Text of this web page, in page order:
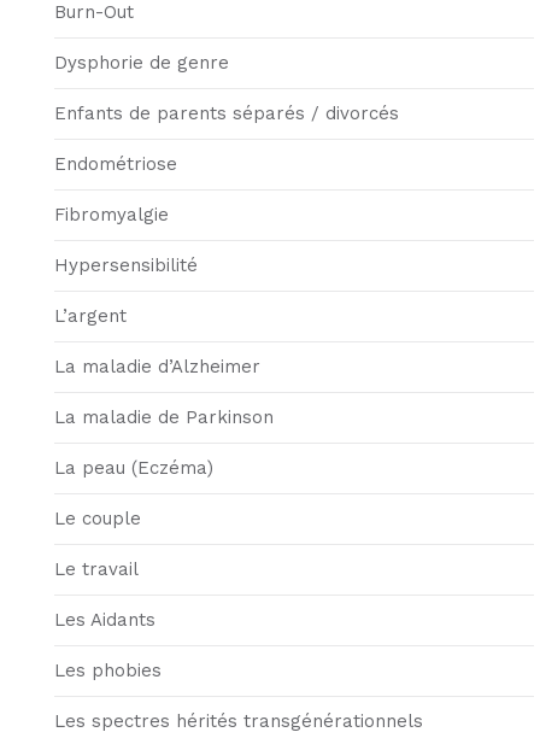
Burn-Out
Dysphorie de genre
Enfants de parents séparés / divorcés
Endométriose
Fibromyalgie
Hypersensibilité
L’argent
La maladie d’Alzheimer
La maladie de Parkinson
La peau (Eczéma)
Le couple
Le travail
Les Aidants
Les phobies
Les spectres hérités transgénérationnels